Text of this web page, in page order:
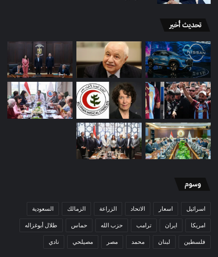
تحديث أخير
وسوم
اسرائيل اسعار الاتحاد الزراعة الزمالك السعودية
امريكا ايران ترامب حزب الله حماس طلال أبوغزاله
فلسطين لبنان محمد مصر مصيلحي نادي